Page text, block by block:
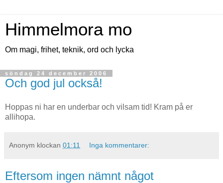
Himmelmora mo
Om magi, frihet, teknik, ord och lycka
söndag 24 december 2006
Och god jul också!
Hoppas ni har en underbar och vilsam tid! Kram på er
allihopa.
Anonym klockan 01:11 Inga kommentarer:
Eftersom ingen nämnt något